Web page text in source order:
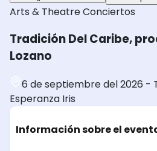
Arts & TheatreConciertos
Tradición Del Caribe,
Lozano
6 de septiembre del 2026 -
Esperanza Iris
Información sobre el